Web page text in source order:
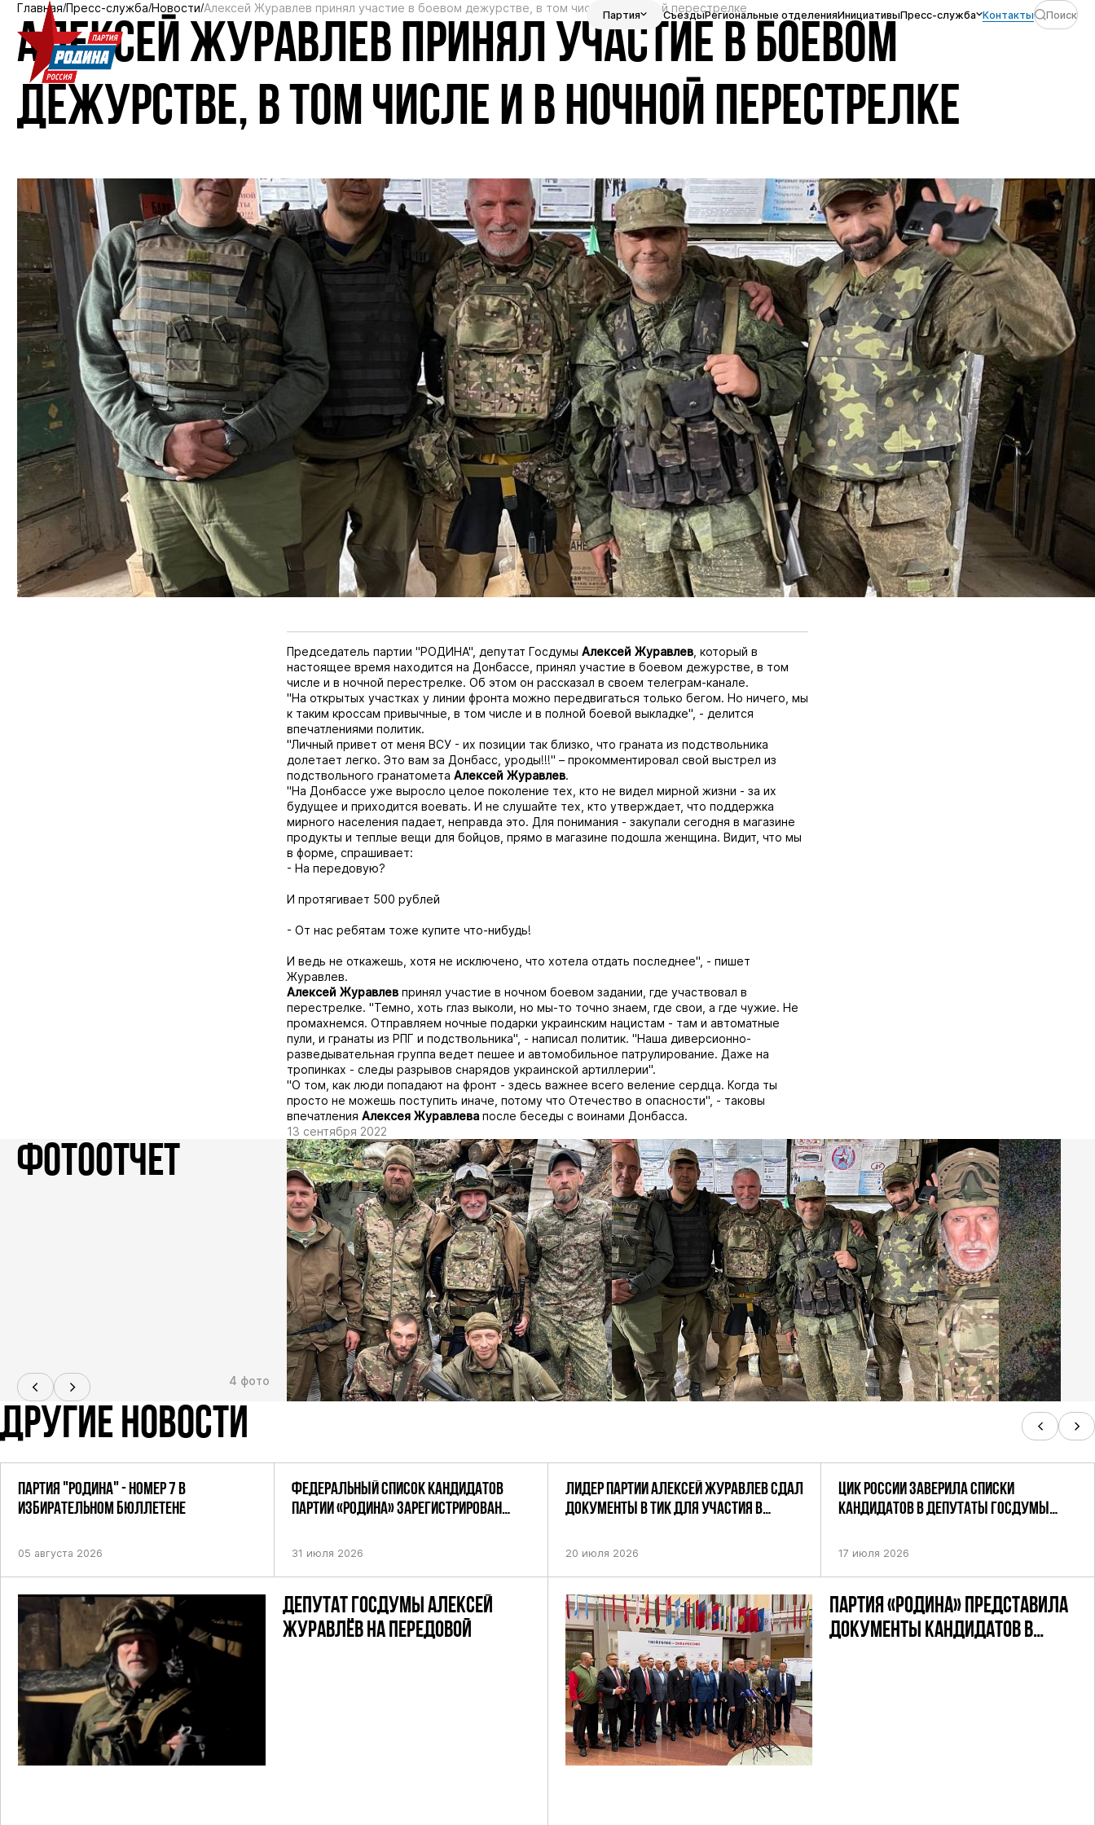
Партия СъездыРегиональные отделенияИнициативыПресс-служба Контакты Поиск
Главная Пресс-служба Новости Алексей Журавлев принял участие в боевом дежурстве, в том числе и в ночной перестрелке
АЛЕКСЕЙ ЖУРАВЛЕВ ПРИНЯЛ УЧАСТИЕ В БОЕВОМ
ДЕЖУРСТВЕ, В ТОМ ЧИСЛЕ И В НОЧНОЙ ПЕРЕСТРЕЛКЕ
Председатель партии "РОДИНА", депутат Госдумы Алексей Журавлев, который в
настоящее время находится на Донбассе, принял участие в боевом дежурстве, в том
числе и в ночной перестрелке. Об этом он рассказал в своем телеграм-канале.
"На открытых участках у линии фронта можно передвигаться только бегом. Но ничего, мы
к таким кроссам привычные, в том числе и в полной боевой выкладке", - делится
впечатлениями политик.
"Личный привет от меня ВСУ - их позиции так близко, что граната из подствольника
долетает легко. Это вам за Донбасс, уроды!!!" – прокомментировал свой выстрел из
подствольного гранатомета Алексей Журавлев.
"На Донбассе уже выросло целое поколение тех, кто не видел мирной жизни - за их
будущее и приходится воевать. И не слушайте тех, кто утверждает, что поддержка
мирного населения падает, неправда это. Для понимания - закупали сегодня в магазине
продукты и теплые вещи для бойцов, прямо в магазине подошла женщина. Видит, что мы
в форме, спрашивает:
- На передовую?
И протягивает 500 рублей
- От нас ребятам тоже купите что-нибудь!
И ведь не откажешь, хотя не исключено, что хотела отдать последнее", - пишет
Журавлев.
Алексей Журавлевпринял участие в ночном боевом задании, где участвовал в
перестрелке. "Темно, хоть глаз выколи, но мы-то точно знаем, где свои, а где чужие. Не
промахнемся. Отправляем ночные подарки украинским нацистам - там и автоматные
пули, и гранаты из РПГ и подствольника", - написал политик. "Наша диверсионно-
разведывательная группа ведет пешее и автомобильное патрулирование. Даже на
тропинках - следы разрывов снарядов украинской артиллерии".
"О том, как люди попадают на фронт - здесь важнее всего веление сердца. Когда ты
просто не можешь поступить иначе, потому что Отечество в опасности", - таковы
впечатления Алексея Журавлевапосле беседы с воинами Донбасса.
13 сентября 2022
ФОТООТЧЕТ
4 фото
ДРУГИЕ НОВОСТИ
ПАРТИЯ "РОДИНА" - НОМЕР 7 В
ИЗБИРАТЕЛЬНОМ БЮЛЛЕТЕНЕ
05 августа 2026
ФЕДЕРАЛЬНЫЙ СПИСОК КАНДИДАТОВ
ПАРТИИ «РОДИНА» ЗАРЕГИСТРИРОВАН
31 июля 2026
ДЕПУТАТ ГОСДУМЫ АЛЕКСЕЙ
ЖУРАВЛЁВ НА ПЕРЕДОВОЙ
ЛИДЕР ПАРТИИ АЛЕКСЕЙ ЖУРАВЛЕВ СДАЛ
ДОКУМЕНТЫ В ТИК ДЛЯ УЧАСТИЯ В
ПО НЕФТЕКАМСКОМУ ОДНОМАНДАТНОМУ
20 июля 2026
ЦИК РОССИИ ЗАВЕРИЛА СПИСКИ
КАНДИДАТОВ В ДЕПУТАТЫ ГОСДУМЫ
17 июля 2026
ПАРТИЯ «РОДИНА» ПРЕДСТАВИЛА
ДОКУМЕНТЫ КАНДИДАТОВ В